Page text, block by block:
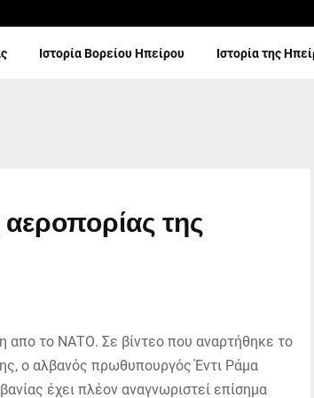
Ιστορία Βορείου Ηπείρου Ιστορία της
της
απο το ΝΑΤΟ. Σε βίντεο που αναρτήθηκε το
ο αλβανός πρωθυπουργός Έντι Ράμα
έχει πλέον αναγνωριστεί επίσημα